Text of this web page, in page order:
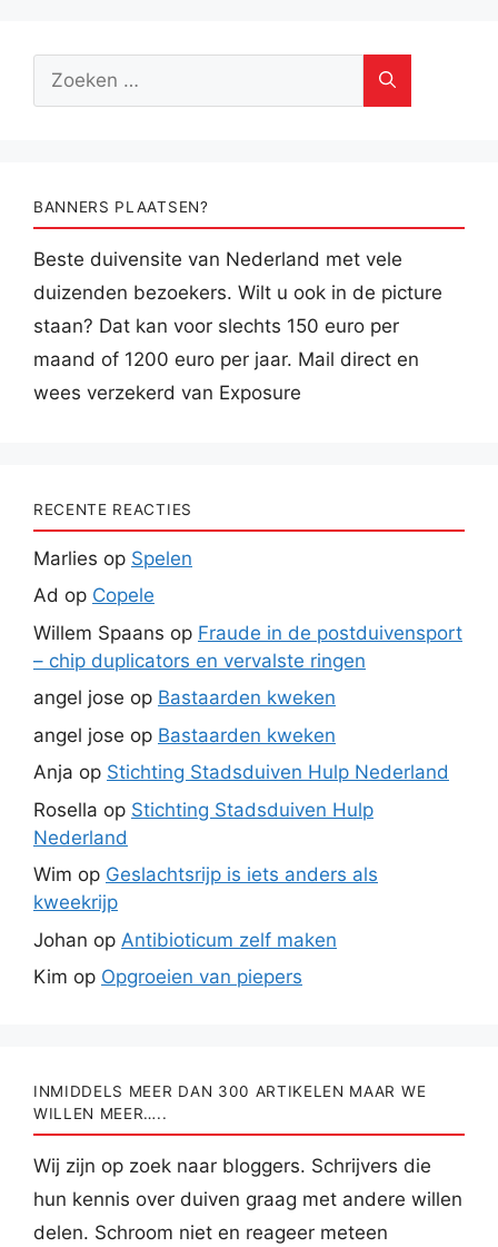
naar:
BANNERS PLAATSEN?
Beste duivensite van Nederland met vele
duizenden bezoekers. Wilt u ook in de picture
staan? Dat kan voor slechts 150 euro per
maand of 1200 euro per jaar. Mail direct en
wees verzekerd van Exposure
RECENTE REACTIES
Marlies op Spelen
Ad op Copele
Willem Spaans op Fraude in de postduivensport
– chip duplicators en vervalste ringen
angel jose op Bastaarden kweken
angel jose op Bastaarden kweken
Anja op Stichting Stadsduiven Hulp Nederland
Rosella op Stichting Stadsduiven Hulp
Nederland
Wim op Geslachtsrijp is iets anders als
kweekrijp
Johan op Antibioticum zelf maken
Kim op Opgroeien van piepers
INMIDDELS MEER DAN 300 ARTIKELEN MAAR WE
WILLEN MEER…..
Wij zijn op zoek naar bloggers. Schrijvers die
hun kennis over duiven graag met andere willen
delen. Schroom niet en reageer meteen